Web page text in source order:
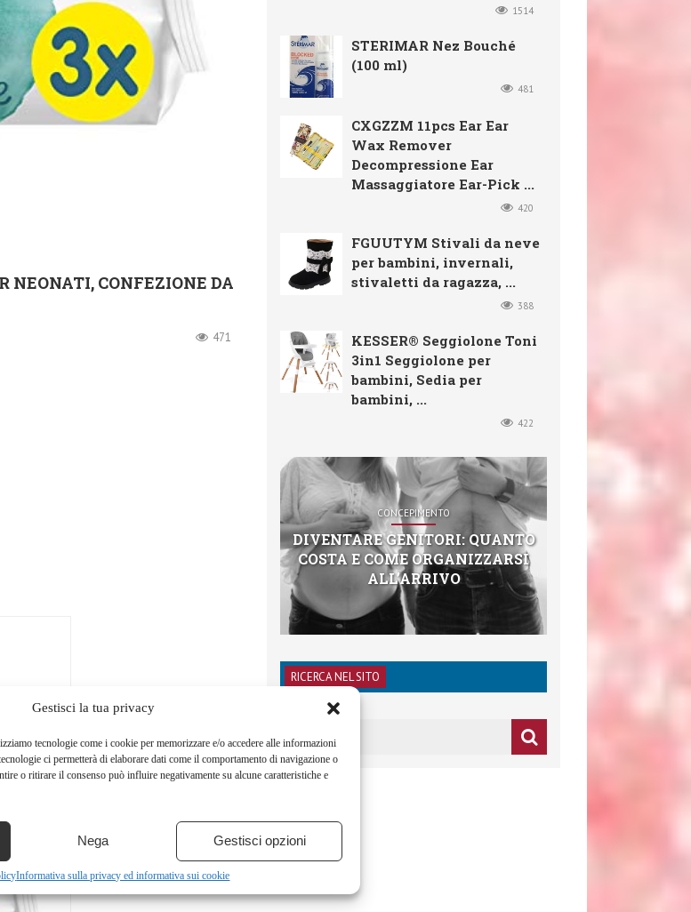
Gestisci la tua privacy
tecnologie come i cookie per memorizzare e/o accedere alle informazioni
ci permetterà di elaborare dati come il comportamento di navigazione o
o ritirare il consenso può influire negativamente su alcune caratteristiche e
Nega Gestisci opzioni
Informativa sulla privacy ed informativa sui cookie
NEONATI, CONFEZIONE DA
471
1514
STERIMAR Nez Bouché
(100 ml)
481
CXGZZM 11pcs Ear Ear
Wax Remover
Decompressione Ear
Massaggiatore Ear-Pick ...
420
FGUUTYM Stivali da neve
per bambini, invernali,
stivaletti da ragazza, ...
388
KESSER® Seggiolone Toni
3in1 Seggiolone per
bambini, Sedia per
bambini, ...
422
CONCEPIMENTO
DIVENTARE GENITORI: QUANTO
COSTA E COME ORGANIZZARSI
ALL’ARRIVO
RICERCA NEL SITO